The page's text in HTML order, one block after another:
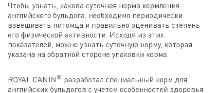
Чтобы узнать, какова суточная норма кормления
английского бульдога, необходимо периодически
взвешивать питомца и правильно оценивать степень
его физической активности. Исходя из этих
показателей, можно узнать суточную норму, которая
указана на обратной стороне упаковки корма.
ROYAL CANIN ® разработал специальный корм для
английских бульдогов с учетом особенностей здоровья